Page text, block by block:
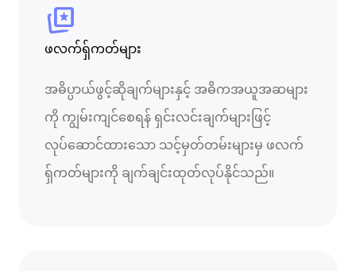
cards_star
ဖလက်ရှ်ကတ်များ
အဓိပ္ပာယ်ဖွင့်ဆိုချက်များနှင့် အဓိကအယူအဆများ
ကို ကျွမ်းကျင်စေရန် ရှင်းလင်းချက်များဖြင့်
လုပ်ဆောင်ထားသော သင့်မှတ်တမ်းများမှ ဖလက်
ရှ်ကတ်များကို ချက်ချင်းထုတ်လုပ်နိုင်သည်။